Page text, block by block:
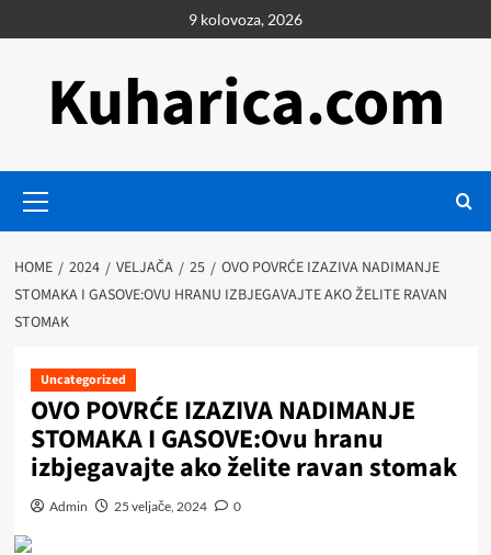
to
9 kolovoza, 2026
Kuharica.com
Menu
HOME 2024 VELJAČA 25
OVO POVRĆE IZAZIVA NADIMANJE
STOMAKA I GASOVE:OVU HRANU IZBJEGAVAJTE AKO ŽELITE RAVAN
STOMAK
Uncategorized
OVO POVRĆE IZAZIVA NADIMANJE
STOMAKA I GASOVE:Ovu hranu
izbjegavajte ako želite ravan stomak
Admin 25 veljače, 2024 0